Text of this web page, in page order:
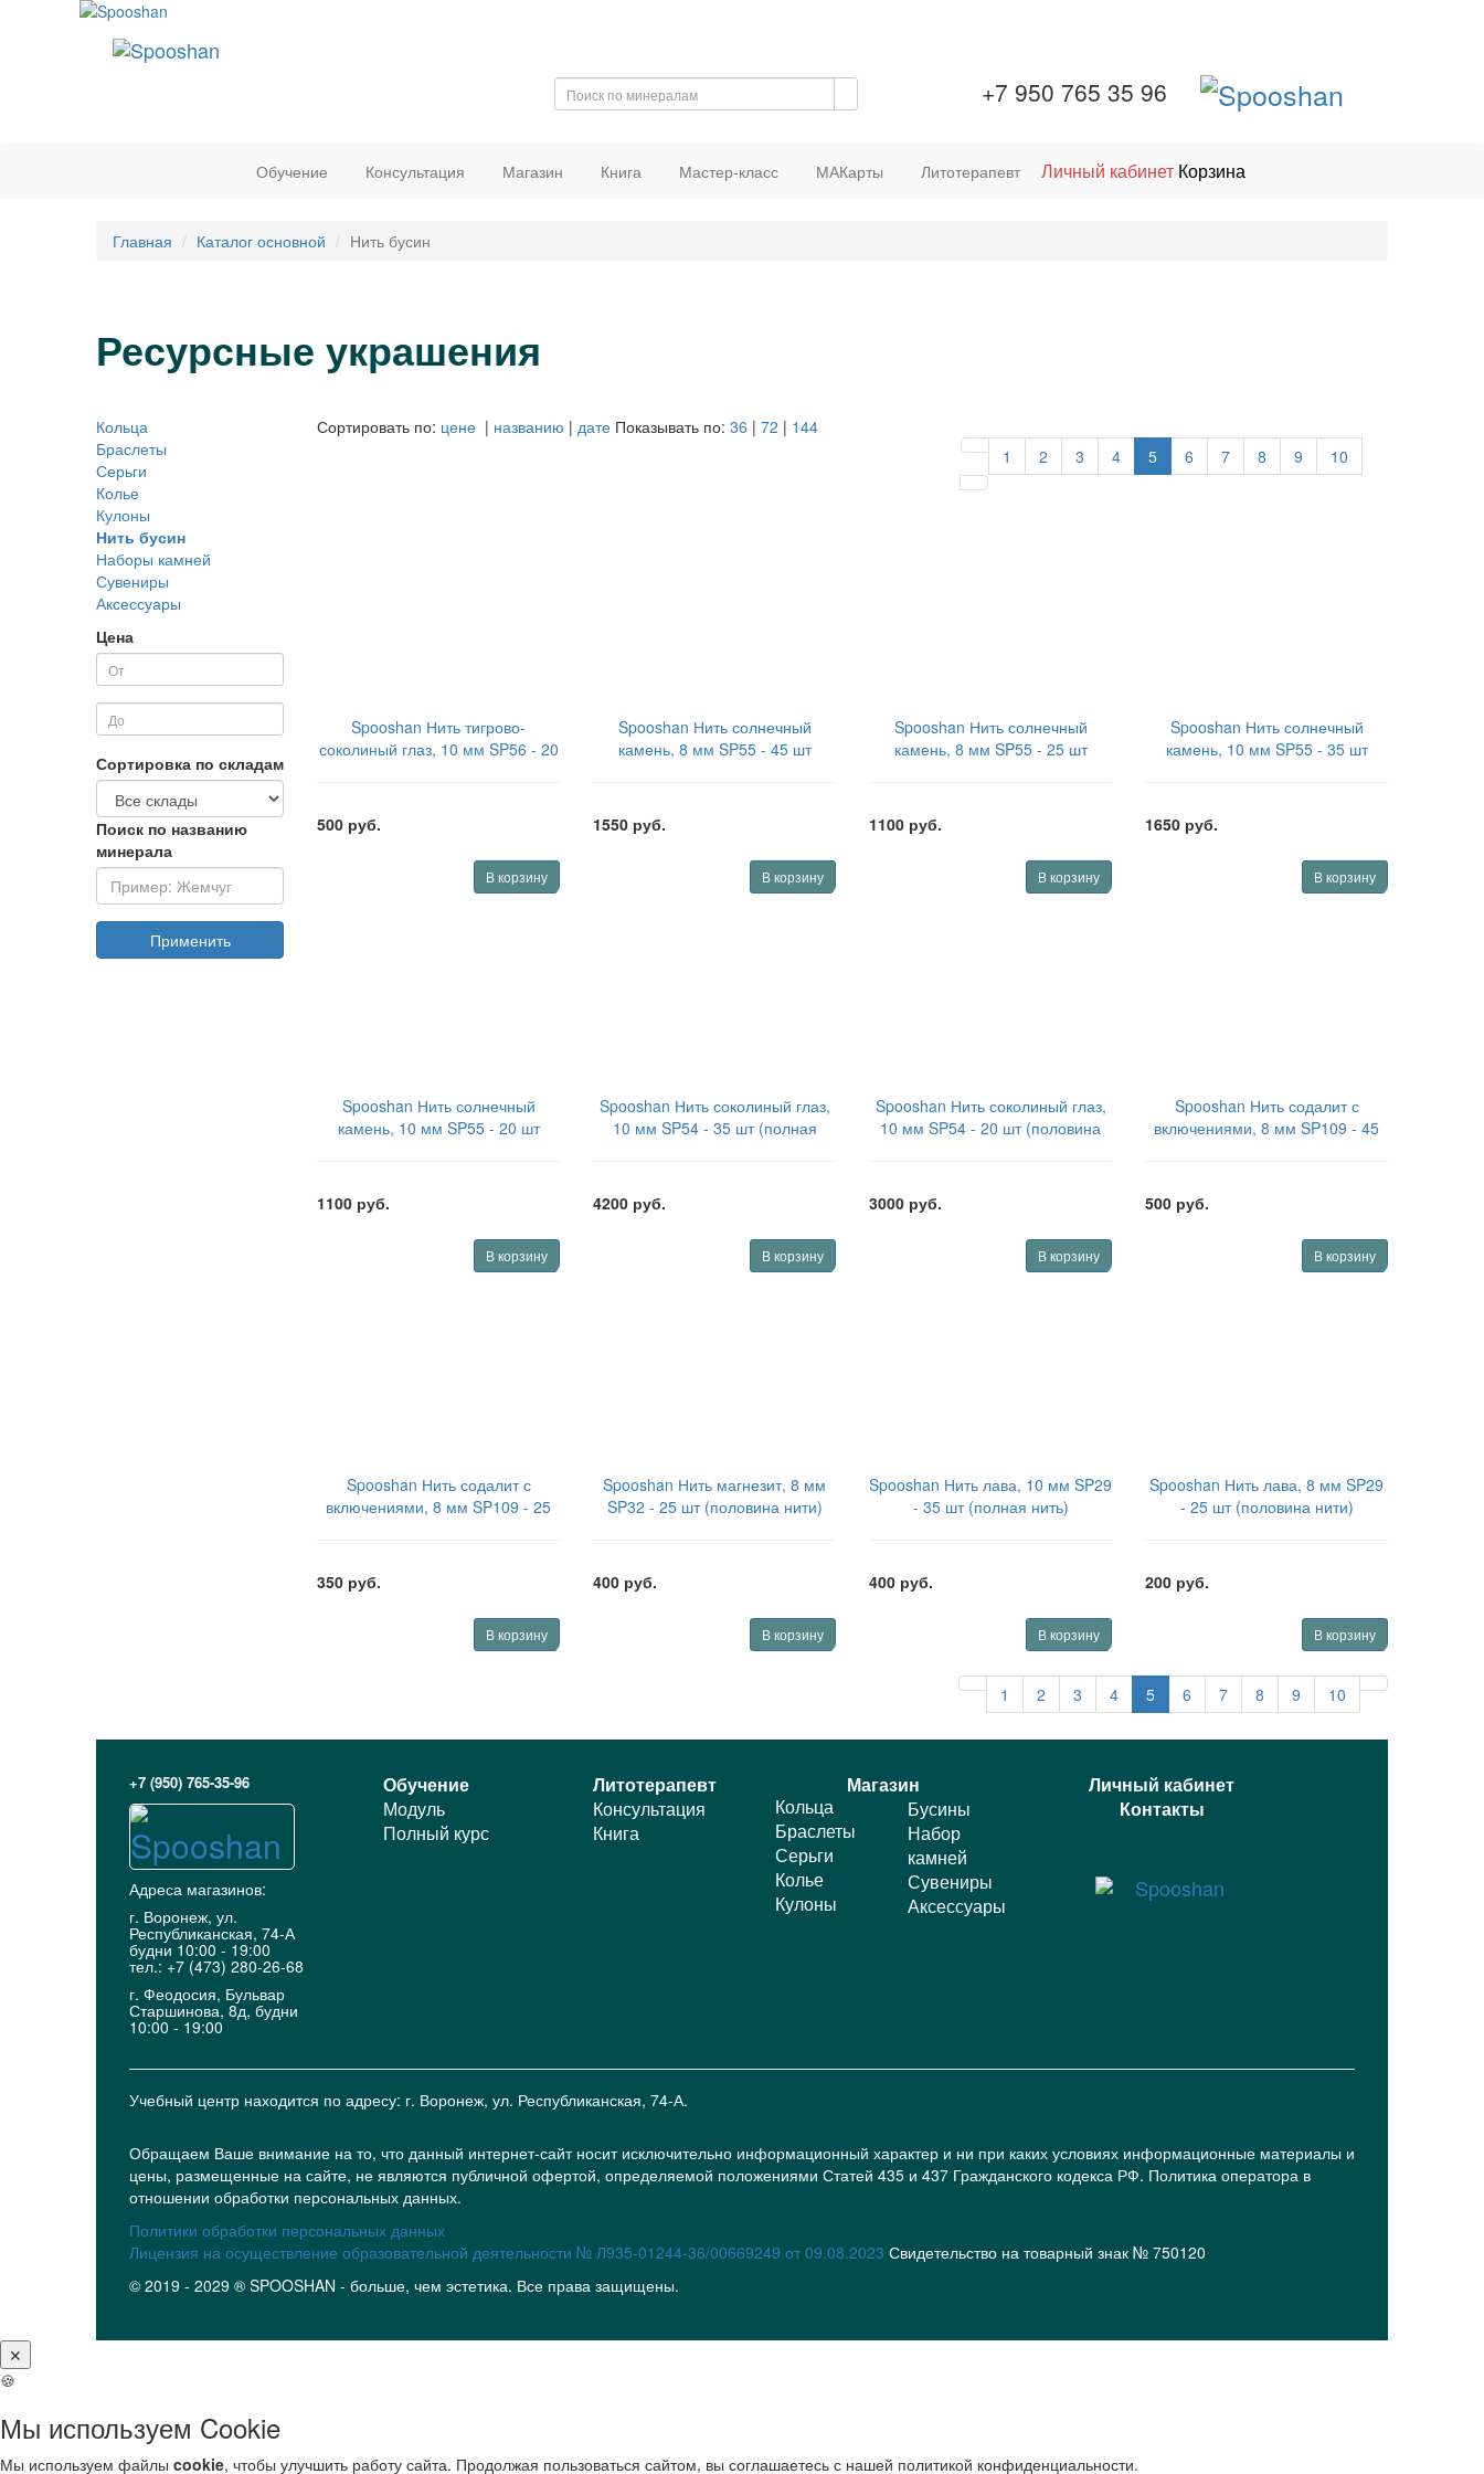
+7 950 765 35 96
Обучение Консультация Магазин Книга Мастер-класс МАКарты Литотерапевт Личный кабинет Корзина
Главная Каталог основной Нить бусин
Ресурсные украшения
Кольца
Браслеты
Серьги
Колье
Кулоны
Нить бусин
Наборы камней
Сувениры
Аксессуары
Цена
Сортировка по складам
Поиск по названию
минерала
Применить
Сортировать по: цене | названию | дате Показывать по: 36 | 72 | 144
1
2 3 4 5 6 7 8 9 10
Spooshan Нить тигрово-
соколиный глаз, 10 мм SP56 - 20
500 руб.
В корзину
Spooshan Нить солнечный
камень, 8 мм SP55 - 45 шт
1550 руб.
В корзину
Spooshan Нить солнечный
камень, 8 мм SP55 - 25 шт
1100 руб.
В корзину
Spooshan Нить солнечный
камень, 10 мм SP55 - 35 шт
1650 руб.
В корзину
Spooshan Нить солнечный
камень, 10 мм SP55 - 20 шт
1100 руб.
В корзину
Spooshan Нить соколиный глаз,
10 мм SP54 - 35 шт (полная
4200 руб.
В корзину
Spooshan Нить соколиный глаз,
10 мм SP54 - 20 шт (половина
3000 руб.
В корзину
Spooshan Нить содалит с
включениями, 8 мм SP109 - 45
500 руб.
В корзину
Spooshan Нить содалит с
включениями, 8 мм SP109 - 25
350 руб.
В корзину
Spooshan Нить магнезит, 8 мм
SP32 - 25 шт (половина нити)
400 руб.
В корзину
Spooshan Нить лава, 10 мм SP29
- 35 шт (полная нить)
400 руб.
В корзину
Spooshan Нить лава, 8 мм SP29
- 25 шт (половина нити)
200 руб.
В корзину
1 2 3 4 5 6 7 8 9 10
+7 (950) 765-35-96
Адреса магазинов:
г. Воронеж, ул.
Республиканская, 74-А
будни 10:00 - 19:00
тел.: +7 (473) 280-26-68
г. Феодосия, Бульвар
Старшинова, 8д, будни
10:00 - 19:00
Обучение
Модуль
Полный курс
Литотерапевт
Консультация
Книга
Магазин
Кольца
Браслеты
Серьги
Колье
Кулоны
Бусины
Набор
камней
Сувениры
Аксессуары
Личный кабинет
Контакты
Учебный центр находится по адресу: г. Воронеж, ул. Республиканская, 74-А.
Обращаем Ваше внимание на то, что данный интернет-сайт носит исключительно информационный характер и ни при каких условиях информационные материалы и
цены, размещенные на сайте, не являются публичной офертой, определяемой положениями Статей 435 и 437 Гражданского кодекса РФ. Политика оператора в
отношении обработки персональных данных.
Политики обработки персональных данных
Лицензия на осуществление образовательной деятельности № Л935-01244-36/00669249 от 09.08.2023 Свидетельство на товарный знак № 750120
© 2019 - 2029 ® SPOOSHAN - больше, чем эстетика. Все права защищены.
✕
🍪
Мы используем Cookie
Мы используем файлы cookie, чтобы улучшить работу сайта. Продолжая пользоваться сайтом, вы соглашаетесь с нашей политикой конфиденциальности.